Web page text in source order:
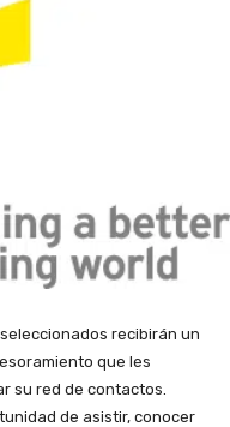
recibirán un
que les
su red de contactos.
de asistir, conocer